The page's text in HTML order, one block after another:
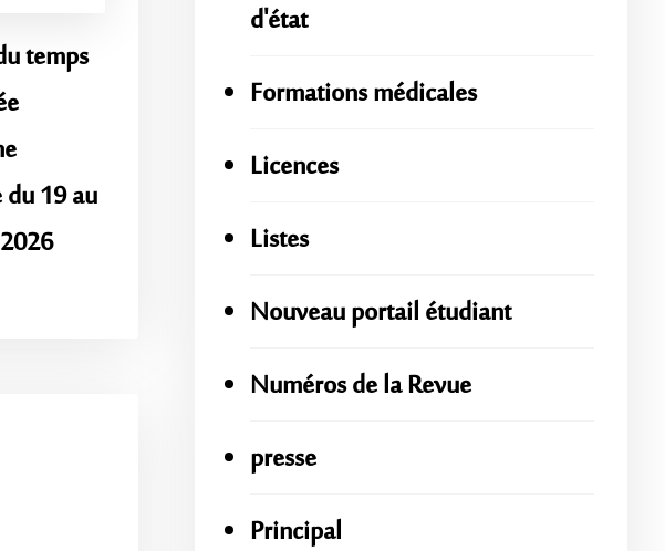
temps
19 au
d'état
Formations médicales
Licences
Listes
Nouveau portail étudiant
Numéros de la Revue
presse
Principal